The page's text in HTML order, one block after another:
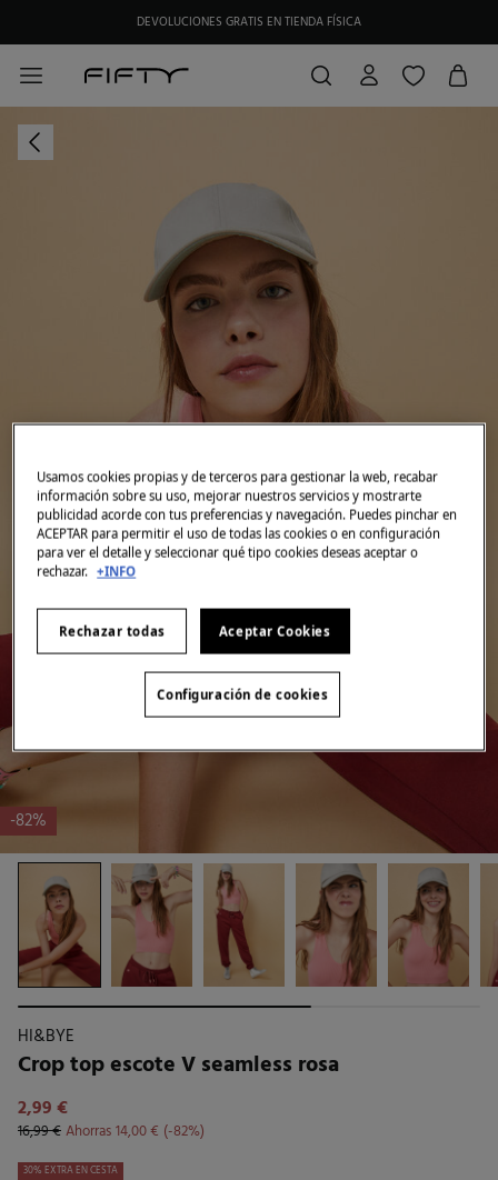
DEVOLUCIONES GRATIS EN TIENDA FÍSICA
-82%
HI&BYE
Crop top escote V seamless rosa
2,99 €
16,99 €Ahorras14,00 € 82
30% EXTRA EN CESTA
Usamos cookies propias y de terceros para gestionar la web, recabar
información sobre su uso, mejorar nuestros servicios y mostrarte
publicidad acorde con tus preferencias y navegación. Puedes pinchar en
ACEPTAR para permitir el uso de todas las cookies o en configuración
para ver el detalle y seleccionar qué tipo cookies deseas aceptar o
rechazar. +INFO
Rechazar todas Aceptar Cookies
Configuración de cookies